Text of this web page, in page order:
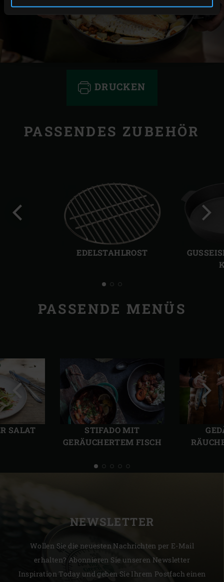
DRUCKEN
PASSENDES ZUBEHÖR
EDELSTAHLROST
PASSENDE MENÜS
SALAT
STIFADO MIT
GERÄUCHERTEM FISCH
Vorherige
Folie
NEWSLETTER
Wollen Sie die neuesten Nachrichten per E-Mail
erhalten? Abonnieren Sie unseren Newsletter
Inspiration Today und geben Sie Ihrem Postfach einen